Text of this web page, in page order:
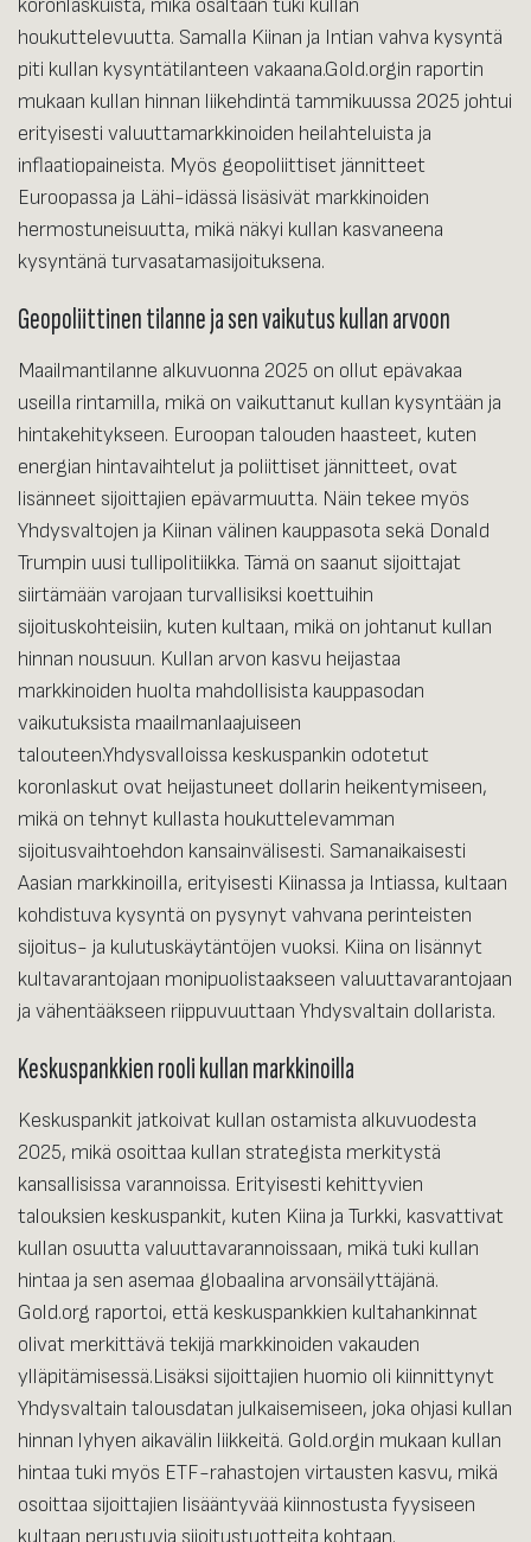
koronlaskuista, mikä osaltaan tuki kullan
houkuttelevuutta. Samalla Kiinan ja Intian vahva kysyntä
piti kullan kysyntätilanteen vakaana.Gold.orgin raportin
mukaan kullan hinnan liikehdintä tammikuussa 2025 johtui
erityisesti valuuttamarkkinoiden heilahteluista ja
inflaatiopaineista. Myös geopoliittiset jännitteet
Euroopassa ja Lähi-idässä lisäsivät markkinoiden
hermostuneisuutta, mikä näkyi kullan kasvaneena
kysyntänä turvasatamasijoituksena.
Geopoliittinen tilanne ja sen vaikutus kullan arvoon
Maailmantilanne alkuvuonna 2025 on ollut epävakaa
useilla rintamilla, mikä on vaikuttanut kullan kysyntään ja
hintakehitykseen. Euroopan talouden haasteet, kuten
energian hintavaihtelut ja poliittiset jännitteet, ovat
lisänneet sijoittajien epävarmuutta. Näin tekee myös
Yhdysvaltojen ja Kiinan välinen kauppasota sekä Donald
Trumpin uusi tullipolitiikka. Tämä on saanut sijoittajat
siirtämään varojaan turvallisiksi koettuihin
sijoituskohteisiin, kuten kultaan, mikä on johtanut kullan
hinnan nousuun. Kullan arvon kasvu heijastaa
markkinoiden huolta mahdollisista kauppasodan
vaikutuksista maailmanlaajuiseen
talouteen.Yhdysvalloissa keskuspankin odotetut
koronlaskut ovat heijastuneet dollarin heikentymiseen,
mikä on tehnyt kullasta houkuttelevamman
sijoitusvaihtoehdon kansainvälisesti. Samanaikaisesti
Aasian markkinoilla, erityisesti Kiinassa ja Intiassa, kultaan
kohdistuva kysyntä on pysynyt vahvana perinteisten
sijoitus- ja kulutuskäytäntöjen vuoksi. Kiina on lisännyt
kultavarantojaan monipuolistaakseen valuuttavarantojaan
ja vähentääkseen riippuvuuttaan Yhdysvaltain dollarista.
Keskuspankkien rooli kullan markkinoilla
Keskuspankit jatkoivat kullan ostamista alkuvuodesta
2025, mikä osoittaa kullan strategista merkitystä
kansallisissa varannoissa. Erityisesti kehittyvien
talouksien keskuspankit, kuten Kiina ja Turkki, kasvattivat
kullan osuutta valuuttavarannoissaan, mikä tuki kullan
hintaa ja sen asemaa globaalina arvonsäilyttäjänä.
Gold.org raportoi, että keskuspankkien kultahankinnat
olivat merkittävä tekijä markkinoiden vakauden
ylläpitämisessä.Lisäksi sijoittajien huomio oli kiinnittynyt
Yhdysvaltain talousdatan julkaisemiseen, joka ohjasi kullan
hinnan lyhyen aikavälin liikkeitä. Gold.orgin mukaan kullan
hintaa tuki myös ETF-rahastojen virtausten kasvu, mikä
osoittaa sijoittajien lisääntyvää kiinnostusta fyysiseen
kultaan perustuvia sijoitustuotteita kohtaan.